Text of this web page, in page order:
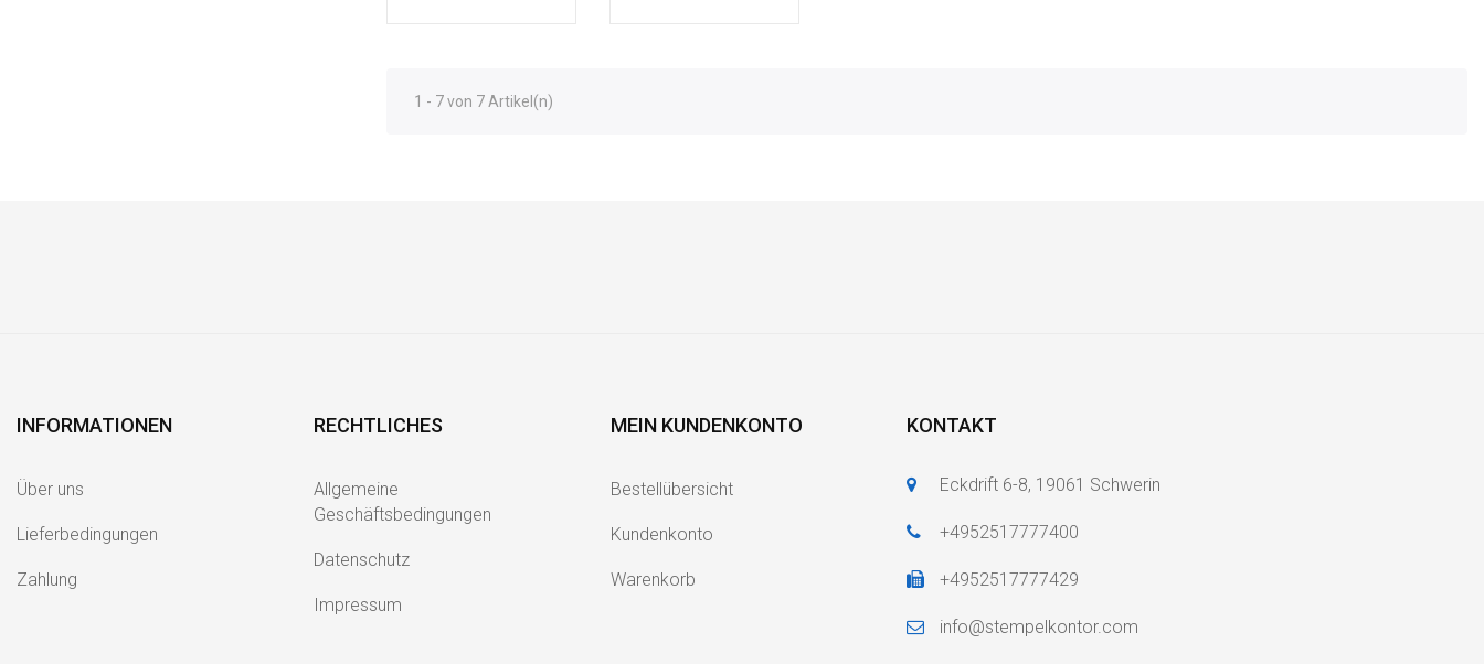
1 - 7 von 7 Artikel(n)
INFORMATIONEN
Über uns
Lieferbedingungen
Zahlung
RECHTLICHES
Allgemeine
Geschäftsbedingungen
Datenschutz
Impressum
MEIN KUNDENKONTO
Bestellübersicht
Kundenkonto
Warenkorb
KONTAKT
Eckdrift 6-8, 19061 Schwerin
+4952517777400
+4952517777429
info@stempelkontor.com